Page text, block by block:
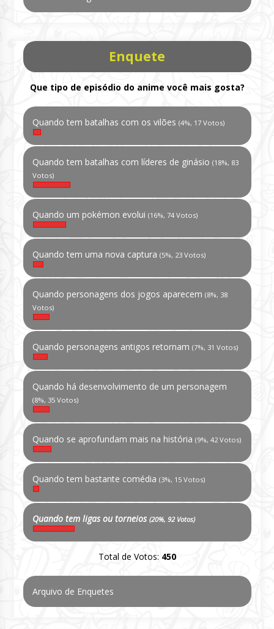
Enquete
Que tipo de episódio do anime você mais gosta?
Quando tem batalhas com os vilões (4%, 17 Votos)
Quando tem batalhas com líderes de ginásio (18%, 83
Votos)
Quando um pokémon evolui (16%, 74 Votos)
Quando tem uma nova captura (5%, 23 Votos)
Quando personagens dos jogos aparecem (8%, 38
Votos)
Quando personagens antigos retornam (7%, 31 Votos)
Quando há desenvolvimento de um personagem
(8%, 35 Votos)
Quando se aprofundam mais na história (9%, 42 Votos)
Quando tem bastante comédia (3%, 15 Votos)
Quando tem ligas ou torneios (20%, 92 Votos)
Total de Votos: 450
Arquivo de Enquetes